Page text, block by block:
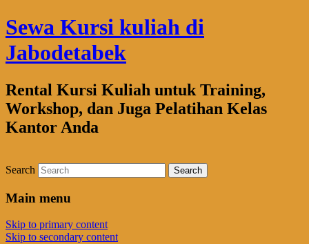
Sewa Kursi kuliah di
Jabodetabek
Rental Kursi Kuliah untuk Training,
Workshop, dan Juga Pelatihan Kelas
Kantor Anda
Search
Main menu
Skip to primary content
Skip to secondary content